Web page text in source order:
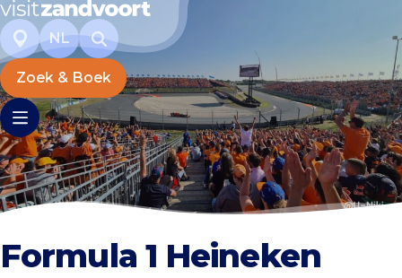
NL
Zoek & Boek
Formula 1 Heineken